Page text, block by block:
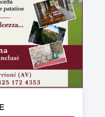
TUTTI I VIDEO